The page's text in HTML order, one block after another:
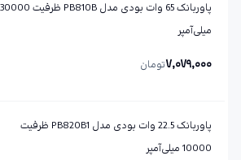
پاوربانک 65 وات بودی مدل PB810B ظرفیت 30000
میلی‌آمپر
7,079,000تومان
پاوربانک 22.5 وات بودی مدل PB820B1 ظرفیت
10000 میلی‌آمپر